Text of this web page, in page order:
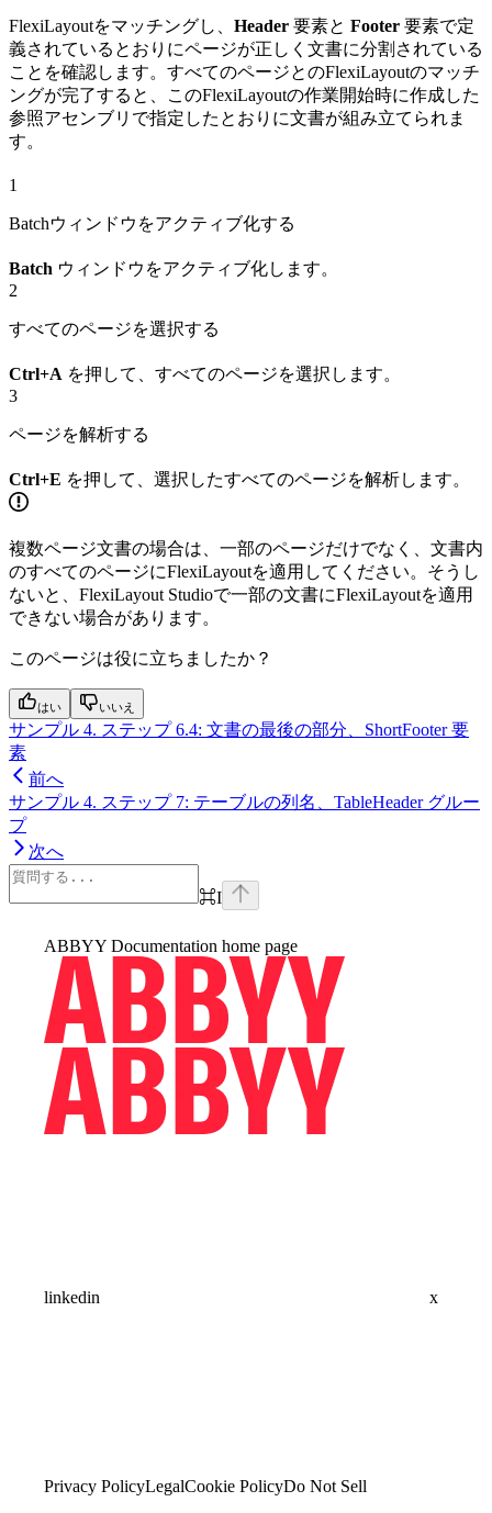
FlexiLayoutをマッチングし、 Header 要素と Footer 要素で定
義されているとおりにページが正しく文書に分割されている
ことを確認します。すべてのページとのFlexiLayoutのマッチ
ングが完了すると、このFlexiLayoutの作業開始時に作成した
参照アセンブリで指定したとおりに文書が組み立てられま
す。
1
Batchウィンドウをアクティブ化する
Batch ウィンドウをアクティブ化します。
2
すべてのページを選択する
Ctrl+A を押して、すべてのページを選択します。
3
ページを解析する
Ctrl+E を押して、選択したすべてのページを解析します。
複数ページ文書の場合は、一部のページだけでなく、文書内
のすべてのページにFlexiLayoutを適用してください。そうし
ないと、FlexiLayout Studioで一部の文書にFlexiLayoutを適用
できない場合があります。
このページは役に立ちましたか？
はい いいえ
サンプル 4. ステップ 6.4: 文書の最後の部分、ShortFooter 要
素
前へ
サンプル 4. ステップ 7: テーブルの列名、TableHeader グルー
プ
次へ
⌘I
ABBYY Documentation home page
linkedin x
Privacy PolicyLegalCookie PolicyDo Not Sell